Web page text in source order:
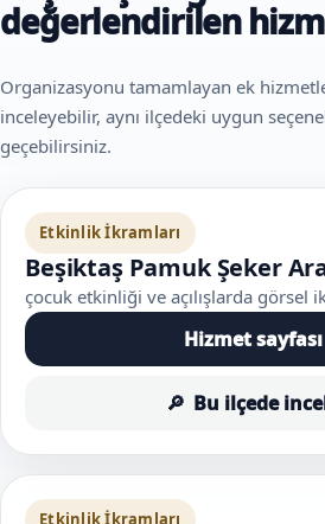
değerlendirilen
Organizasyonu tamamlayan ek
inceleyebilir, aynı ilçedeki uygun
geçebilirsiniz.
Etkinlik İkramları
Beşiktaş Pamuk Şeker
çocuk etkinliği ve açılışlarda görsel
Hizmet sayfası
Bu ilçede
Etkinlik İkramları